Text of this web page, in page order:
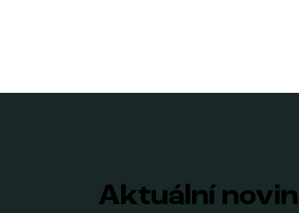
Aktuální